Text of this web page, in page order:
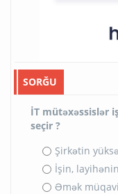
SORĞU
İT mütəxəssislər
seçir ?
Şirkətin
İşin,
Əmək